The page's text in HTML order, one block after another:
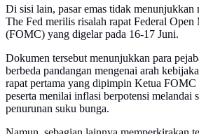
Di sisi lain, pasar emas tidak menunjukkan
The Fed merilis risalah rapat Federal
(FOMC) yang digelar pada 16-17 Juni.
Dokumen tersebut menunjukkan para
berbeda pandangan mengenai arah
rapat pertama yang dipimpin Ketua FOMC
peserta menilai inflasi berpotensi melandai
penurunan suku bunga.